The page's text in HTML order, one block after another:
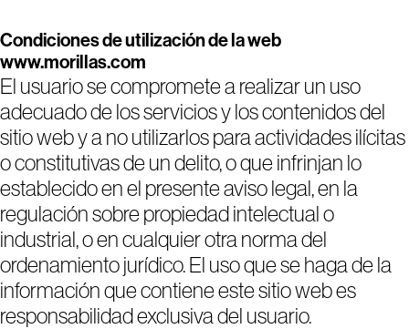
Condiciones de utilización de la web
www.morillas.com
El usuario se compromete a realizar un uso
adecuado de los servicios y los contenidos del
sitio web y a no utilizarlos para actividades ilícitas
o constitutivas de un delito, o que infrinjan lo
establecido en el presente aviso legal, en la
regulación sobre propiedad intelectual o
industrial, o en cualquier otra norma del
ordenamiento jurídico. El uso que se haga de la
información que contiene este sitio web es
responsabilidad exclusiva del usuario.